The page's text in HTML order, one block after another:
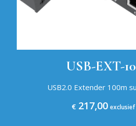
USB-EXT-
USB2.0 Extender 100m
€217,00 exclusief